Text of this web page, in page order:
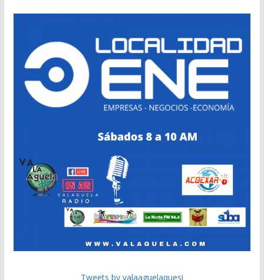
Tweets by valaaguelaquesi